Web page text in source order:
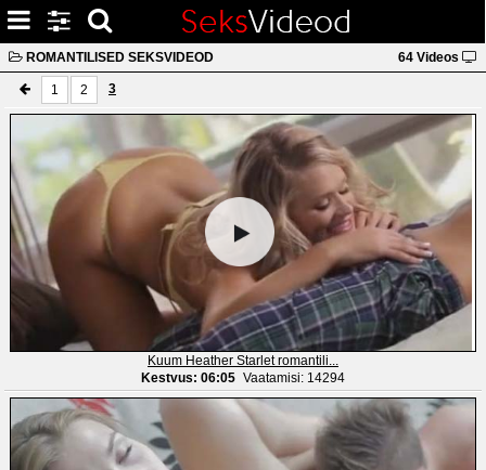
64 Videos
ROMANTILISED SEKSVIDEOD
1 2 3
Kuum Heather Starlet romantili...
Kestvus: 06:05 Vaatamisi: 14294